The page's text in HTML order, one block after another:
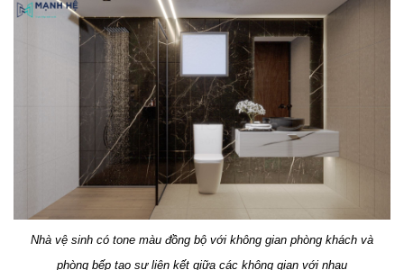
Nhà vệ sinh có tone màu đồng bộ với không gian phòng khách và
phòng bếp tạo sự liên kết giữa các không gian với nhau